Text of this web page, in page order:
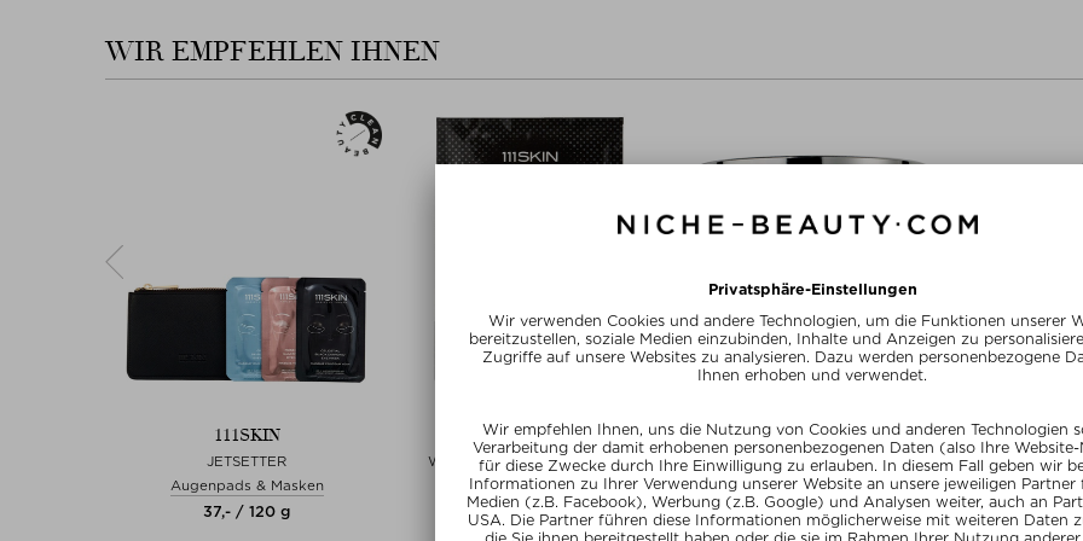
WIR EMPFEHLEN IHNEN
111SKIN
JETSETTER
Augenpads & Masken
37,- / 120 g
111SKIN
WRINKLE ERASING RETINOL
PATCHES
Anti-Aging Maske
175,- / 3 Stück
111SKIN
REPAIR DAY CREAM NAC Y2
Tagescreme
220,- / 50 ml
BLACK